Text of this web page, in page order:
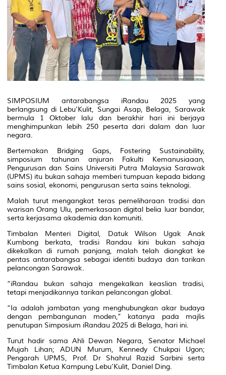
SIMPOSIUM antarabangsa iRandau 2025 yang
berlangsung di Lebu’Kulit, Sungai Asap, Belaga, Sarawak
bermula 1 Oktober lalu dan berakhir hari ini berjaya
menghimpunkan lebih 250 peserta dari dalam dan luar
negara.
Bertemakan Bridging Gaps, Fostering Sustainability,
simposium tahunan anjuran Fakulti Kemanusiaaan,
Pengurusan dan Sains Universiti Putra Malaysia Sarawak
(UPMS) itu bukan sahaja memberi tumpuan kepada bidang
sains sosial, ekonomi, pengurusan serta sains teknologi.
Malah turut mengangkat teras pemeliharaan tradisi dan
warisan Orang Ulu, pemerkasaan digital belia luar bandar,
serta kerjasama akademia dan komuniti.
Timbalan Menteri Digital, Datuk Wilson Ugak Anak
Kumbong berkata, tradisi Randau kini bukan sahaja
dikekalkan di rumah panjang, malah telah diangkat ke
pentas antarabangsa sebagai identiti budaya dan tarikan
pelancongan Sarawak.
“iRandau bukan sahaja mengekalkan keaslian tradisi,
tetapi menjadikannya tarikan pelancongan global.
“Ia adalah jambatan yang menghubungkan akar budaya
dengan pembangunan moden,” katanya pada majlis
penutupan Simposium iRandau 2025 di Belaga, hari ini.
Turut hadir sama Ahli Dewan Negara, Senator Michael
Mujah Lihan; ADUN Murum, Kennedy Chukpai Ugon;
Pengarah UPMS, Prof. Dr Shahrul Razid Sarbini serta
Timbalan Ketua Kampung Lebu’Kulit, Daniel Ding.